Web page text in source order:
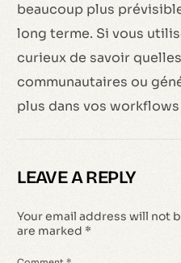
beaucoup plus
long terme. Si vous
curieux de savoir
communautaires ou
plus dans vos workflows
LEAVE A REPLY
Your email address will not
are marked *